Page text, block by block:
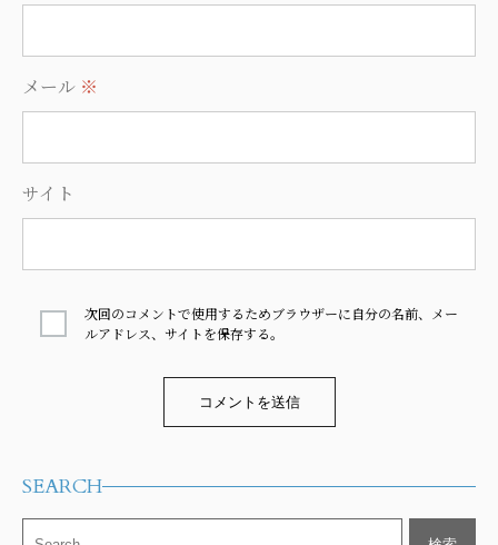
メール ※
サイト
次回のコメントで使用するためブラウザーに自分の名前、メー
ルアドレス、サイトを保存する。
SEARCH